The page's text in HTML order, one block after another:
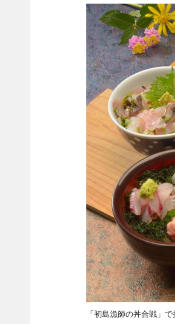
「初島漁師の丼合戦」